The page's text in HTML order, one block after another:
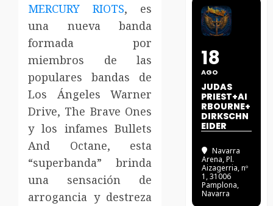
MERCURY RIOTS, es
una nueva banda
formada por
miembros de las
populares bandas de
Los Ángeles Warner
Drive, The Brave Ones
y los infames Bullets
And Octane, esta
“superbanda” brinda
una sensación de
arrogancia y destreza
18
AGO
JUDAS
PRIEST+AI
RBOURNE+
DIRKSCHN
EIDER
Navarra
Arena, Pl.
Aizagerria, nº
1, 31006
Pamplona,
Navarra